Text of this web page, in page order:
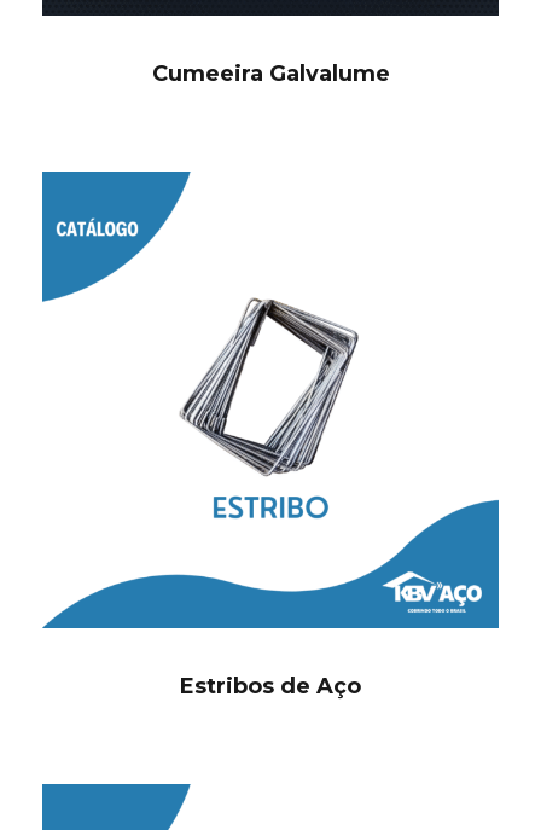
Cumeeira Galvalume
Estribos de Aço